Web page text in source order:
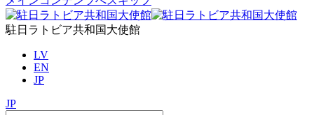
駐日ラトビア共和国大使館
LV
EN
JP
JP